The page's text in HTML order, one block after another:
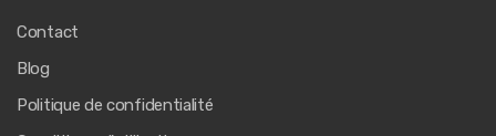
Contact
Blog
Politique de confidentialité